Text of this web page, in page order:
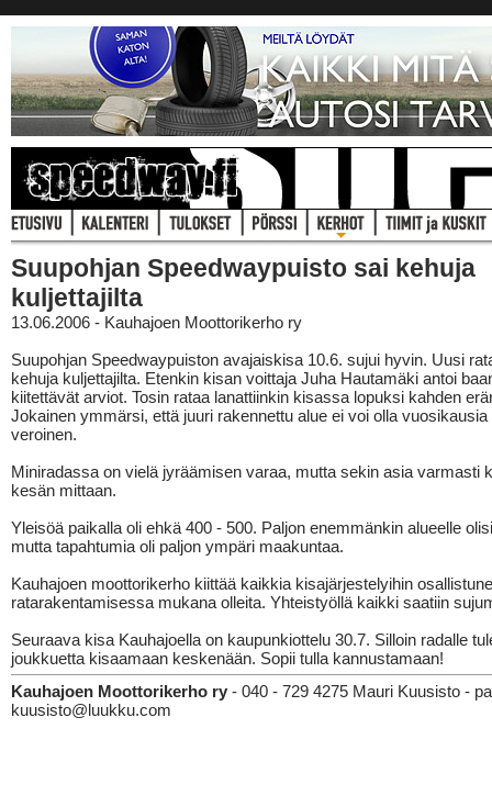
Suupohjan Speedwaypuisto sai kehuja
kuljettajilta
13.06.2006 - Kauhajoen Moottorikerho ry
Suupohjan Speedwaypuiston avajaiskisa 10.6. sujui hyvin. Uusi
kehuja kuljettajilta. Etenkin kisan voittaja Juha Hautamäki antoi
kiitettävät arviot. Tosin rataa lanattiinkin kisassa lopuksi kahden
Jokainen ymmärsi, että juuri rakennettu alue ei voi olla
veroinen.
Miniradassa on vielä jyräämisen varaa, mutta sekin asia varmasti
kesän mittaan.
Yleisöä paikalla oli ehkä 400 - 500. Paljon enemmänkin alueelle
mutta tapahtumia oli paljon ympäri maakuntaa.
Kauhajoen moottorikerho kiittää kaikkia kisajärjestelyihin
ratarakentamisessa mukana olleita. Yhteistyöllä kaikki saatiin
Seuraava kisa Kauhajoella on kaupunkiottelu 30.7. Silloin radalle
joukkuetta kisaamaan keskenään. Sopii tulla kannustamaan!
Kauhajoen Moottorikerho ry - 040 - 729 4275 Mauri Kuusisto -
kuusisto@luukku.com